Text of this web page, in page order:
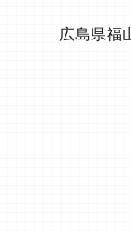
方法，利用
当該端末の
なども含み
特性情報を
利用しまた
第３条（
当社が個人
広島県福